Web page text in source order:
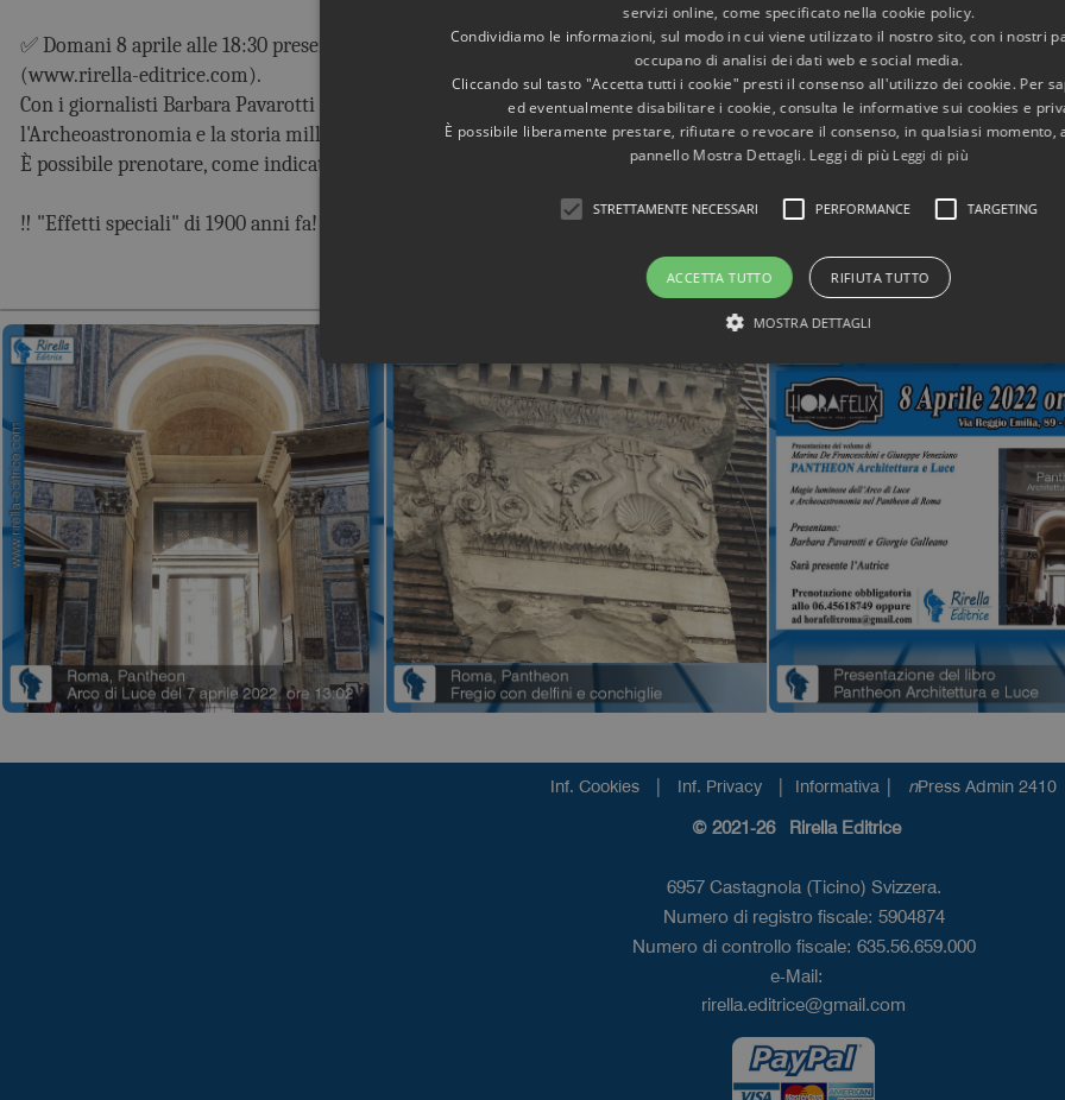
✅ Domani 8 aprile alle 18:30 presentazione del nostro ultimo libro "Pantheon. Architettura e Luce", pubblicato da
(www.rirella-editrice.com).
Con i giornalisti Barbara Pavarotti e Giorgio Galleano presso il Caffè Letterario Horafelix. Sarà presente l'Autrice, che
l'Archeoastronomia e la storia millenaria di questo straordinario edificio.
È possibile prenotare, come indicato nella locandina.
‼️ "Effetti speciali" di 1900 anni fa!
Inf. Cookies | Inf. Privacy | Informativa | nPress Admin 2410
© 2021-26 Rirella Editrice
6957 Castagnola (Ticino) Svizzera.
Numero di registro fiscale: 5904874
Numero di controllo fiscale: 635.56.659.000
e-Mail:
rirella.editrice@gmail.com
servizi online, come specificato nella cookie policy.
Condividiamo le informazioni, sul modo in cui viene utilizzato il nostro sito, con i nostri
occupano di analisi dei dati web e social media.
Cliccando sul tasto "Accetta tutti i cookie" presti il consenso all'utilizzo dei cookie. Per
ed eventualmente disabilitare i cookie, consulta le informative sui cookies e
È possibile liberamente prestare, rifiutare o revocare il consenso, in qualsiasi momento,
pannello Mostra Dettagli. Leggi di piùLeggi di più
STRETTAMENTE NECESSARI PERFORMANCE TARGETING
ACCETTA TUTTO RIFIUTA TUTTO
MOSTRA DETTAGLI